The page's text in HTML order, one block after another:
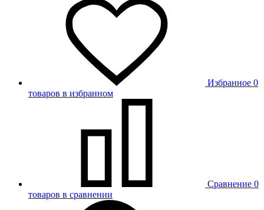
Избранное 0
товаров в избранном
Сравнение 0
товаров в сравнении